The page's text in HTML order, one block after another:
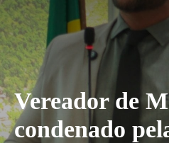
Vereador de
condenado